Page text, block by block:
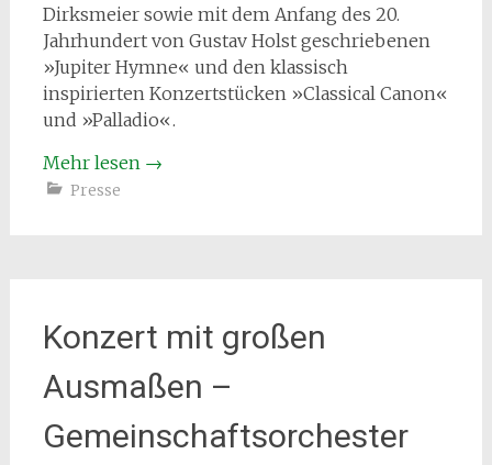
Dirksmeier sowie mit dem Anfang des 20.
Jahrhundert von Gustav Holst geschriebenen
»Jupiter Hymne« und den klassisch
inspirierten Konzertstücken »Classical Canon«
und »Palladio«.
Mehr lesen →
Presse
Konzert mit großen
Ausmaßen –
Gemeinschaftsorchester